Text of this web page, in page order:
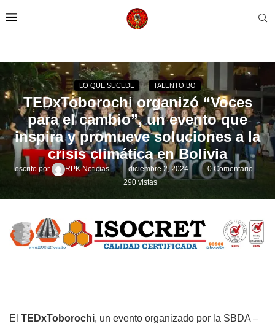
LO QUE SUCEDE TALENTO.BO
TEDxToborochi organizó “Voces
para el cambio”, un evento que
inspira y promueve soluciones a la
crisis climática en Bolivia
escrito por RPK Noticias diciembre 2, 2024
0 Comentario
290vistas
El TEDxToborochi, un evento organizado por la SBDA –